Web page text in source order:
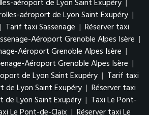
aéroport de Lyon Saint Exupéry |
aéroport de Lyon Saint Exupéry |
| Tarif taxi Sassenage | Réserver taxi
Aéroport Grenoble Alpes Isère |
Aéroport Grenoble Alpes Isère |
Aéroport Grenoble Alpes Isère |
de Lyon Saint Exupéry | Tarif taxi
de Lyon Saint Exupéry | Réserver taxi
de Lyon Saint Exupéry | Taxi Le Pont-